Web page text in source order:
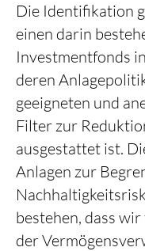
Die Identifikation
einen darin
Investmentfonds
deren
geeigneten und
Filter zur
ausgestattet ist.
Anlagen zur
bestehen, dass
der